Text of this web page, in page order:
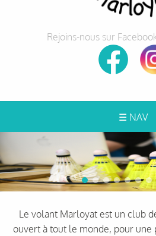
Rejoins-nous sur
☰ NAV
Le volant Marloyat est un club
ouvert à tout le monde, pour une